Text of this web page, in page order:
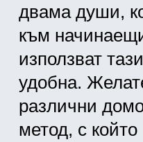
двама души,
към
използват
удобна.
различни
метод, с